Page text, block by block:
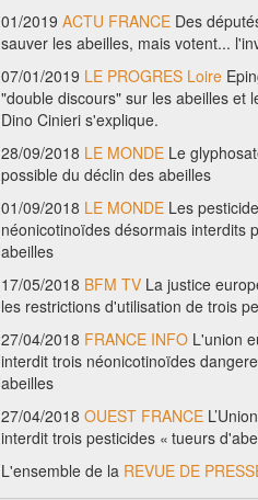
01/2019 ACTU FRANCE Des
sauver les abeilles, mais votent...
07/01/2019 LE PROGRES Loire
"double discours" sur les abeilles et
Dino Cinieri s'explique.
28/09/2018 LE MONDE Le
possible du déclin des abeilles
01/09/2018 LE MONDE Les
néonicotinoïdes désormais interdits
abeilles
17/05/2018 BFM TV La justice
les restrictions d'utilisation de trois
27/04/2018 FRANCE INFO L'union
interdit trois néonicotinoïdes
abeilles
27/04/2018 OUEST FRANCE
interdit trois pesticides « tueurs
L'ensemble de la REVUE DE